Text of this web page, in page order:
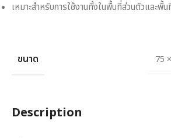
เหมาะสำหรับการใช้งานทั้งในพื้นที่ส่วนตัวและพื้
ขนาด 75
Description